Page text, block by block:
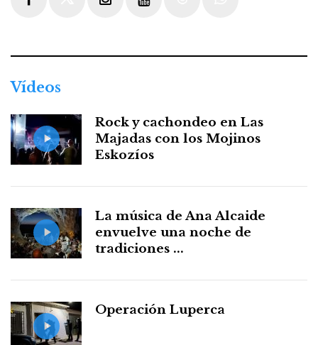
Vídeos
Rock y cachondeo en Las
Majadas con los Mojinos
Eskozíos
La música de Ana Alcaide
envuelve una noche de
tradiciones ...
Operación Luperca